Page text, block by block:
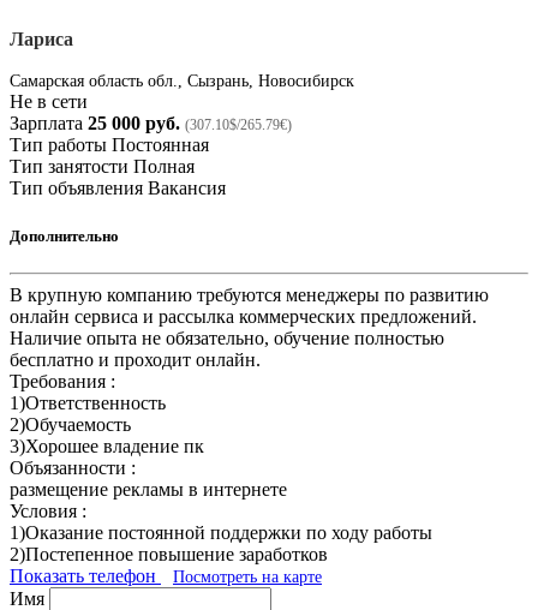
Лариса
Самарская область обл., Сызрань, Новосибирск
Не в сети
Зарплата 25 000 руб. (307.10$/265.79€)
Тип работы Постоянная
Тип занятости Полная
Тип объявления Вакансия
Дополнительно
В крупную компанию требуются менеджеры по развитию
онлайн сервиса и рассылка коммерческих предложений.
Наличие опыта не обязательно, обучение полностью
бесплатно и проходит онлайн.
Требования :
1)Ответственность
2)Обучаемость
3)Хорошее владение пк
Объязанности :
размещение рекламы в интернете
Условия :
1)Оказание постоянной поддержки по ходу работы
2)Постепенное повышение заработков
Показать телефон
Посмотреть на карте
Имя